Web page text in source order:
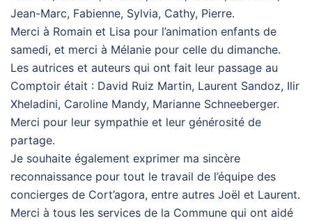
Jean-Marc, Fabienne, Sylvia, Cathy, Pierre.
Merci à Romain et Lisa pour l’animation enfants de
samedi, et merci à Mélanie pour celle du dimanche.
Les autrices et auteurs qui ont fait leur passage au
Comptoir était : David Ruiz Martin, Laurent Sandoz, Ilir
Xheladini, Caroline Mandy, Marianne Schneeberger.
Merci pour leur sympathie et leur générosité de
partage.
Je souhaite également exprimer ma sincère
reconnaissance pour tout le travail de l’équipe des
concierges de Cort’agora, entre autres Joël et Laurent.
Merci à tous les services de la Commune qui ont aidé